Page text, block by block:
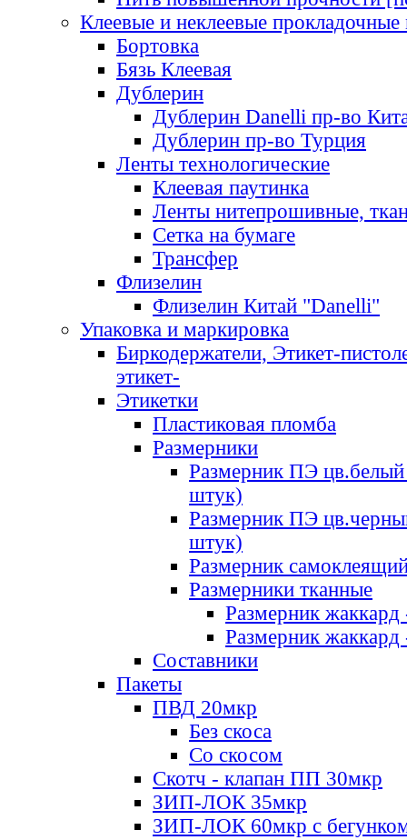
Клеевые и неклеевые прокладочные
Бортовка
Бязь Клеевая
Дублерин
Дублерин Danelli пр-во
Дублерин пр-во Турция
Ленты технологические
Клеевая паутинка
Ленты нитепрошивные,
Сетка на бумаге
Трансфер
Флизелин
Флизелин Китай "Danelli"
Упаковка и маркировка
Биркодержатели, Этикет-
этикет-
Этикетки
Пластиковая пломба
Размерники
Размерник ПЭ цв.белый
штук)
Размерник ПЭ
штук)
Размерник
Размерники тканные
Размерник
Размерник
Составники
Пакеты
ПВД 20мкр
Без скоса
Со скосом
Скотч - клапан ПП 30мкр
ЗИП-ЛОК 35мкр
ЗИП-ЛОК 60мкр с